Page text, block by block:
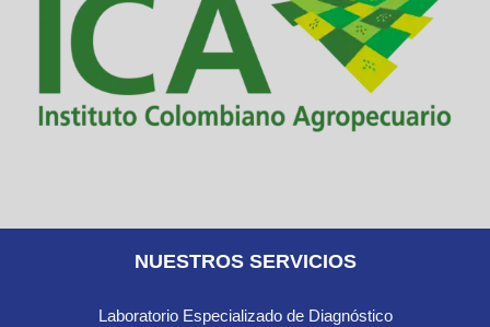
NUESTROS SERVICIOS
Laboratorio Especializado de Diagnóstico